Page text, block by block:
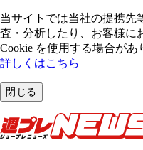
当サイトでは当社の提携先
査・分析したり、お客様に
Cookie を使⽤する場合があ
詳しくはこちら
閉じる